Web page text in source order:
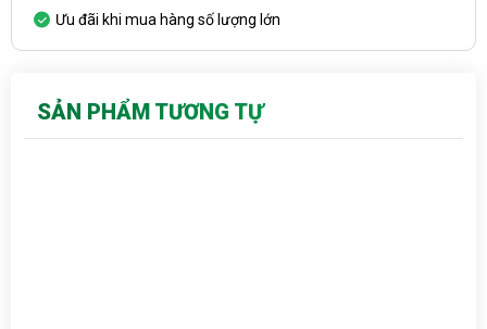
Ưu đãi khi mua hàng số lượng lớn
SẢN PHẨM TƯƠNG TỰ